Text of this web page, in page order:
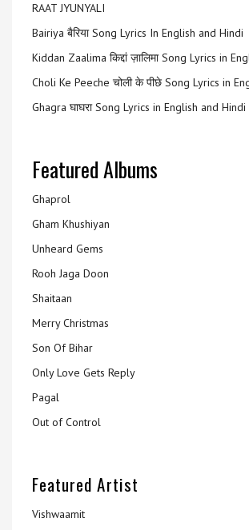
RAAT JYUNYALI
Bairiya बैरिया Song Lyrics In English and Hindi
Kiddan Zaalima किद्दां ज़ालिमा Song Lyrics in
Choli Ke Peeche चोली के पीछे Song Lyrics in
Ghagra घाघरा Song Lyrics in English and Hindi
Featured Albums
Ghaprol
Gham Khushiyan
Unheard Gems
Rooh Jaga Doon
Shaitaan
Merry Christmas
Son Of Bihar
Only Love Gets Reply
Pagal
Out of Control
Featured Artist
Vishwaamit